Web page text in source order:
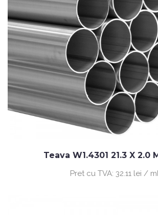
Teava W1.4301 21.3 X 2.0
Pret cu TVA: 32.11 lei /